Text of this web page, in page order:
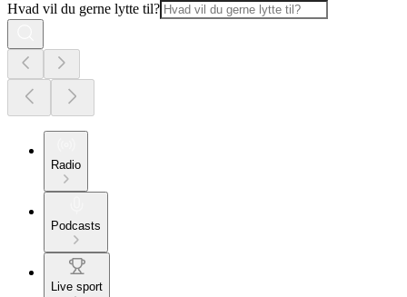
Hvad vil du gerne lytte til?
Radio
Podcasts
Live sport